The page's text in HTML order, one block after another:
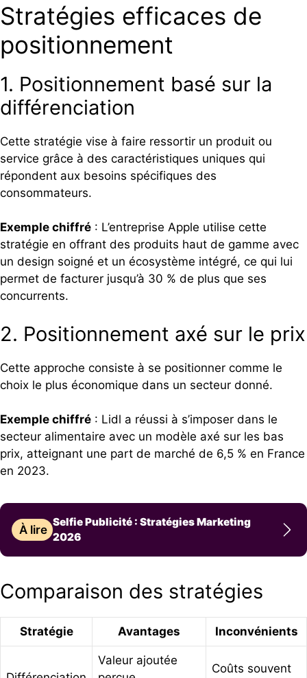
Stratégies efficaces de
positionnement
1. Positionnement basé sur la
différenciation
Cette stratégie vise à faire ressortir un produit ou
service grâce à des caractéristiques uniques qui
répondent aux besoins spécifiques des
consommateurs.
Exemple chiffré : L’entreprise Apple utilise cette
stratégie en offrant des produits haut de gamme avec
un design soigné et un écosystème intégré, ce qui lui
permet de facturer jusqu’à 30 % de plus que ses
concurrents.
2. Positionnement axé sur le prix
Cette approche consiste à se positionner comme le
choix le plus économique dans un secteur donné.
Exemple chiffré : Lidl a réussi à s’imposer dans le
secteur alimentaire avec un modèle axé sur les bas
prix, atteignant une part de marché de 6,5 % en France
en 2023.
À lire
Selfie Publicité : Stratégies Marketing
2026
Comparaison des stratégies
Stratégie Avantages Inconvénients
Valeur ajoutée
Coûts souvent